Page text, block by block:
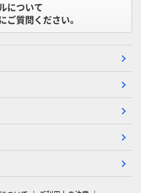
について
ご質問ください。